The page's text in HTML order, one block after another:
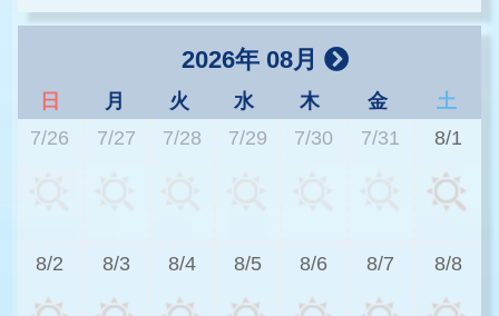
2026年 08月
日 月 火 水 木 金
土
7/26
7/27 7/28 7/29 7/30 7/31 8/1
8/2 8/3 8/4 8/5 8/6 8/7 8/8